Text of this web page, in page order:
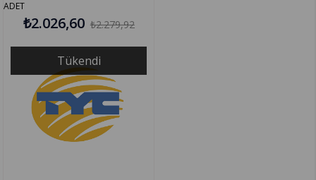
Tükendi
ADET
₺2.026,60 ₺2.279,92